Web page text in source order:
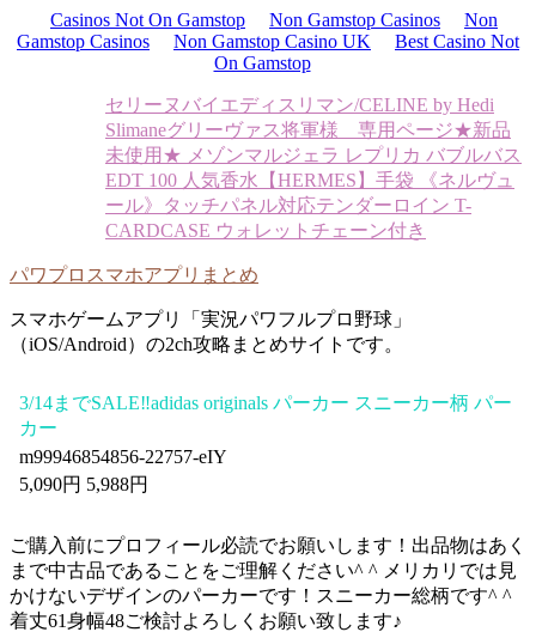
Casinos Not On Gamstop Non Gamstop Casinos
Non
Gamstop Casinos
Non Gamstop Casino UK
Best Casino Not
On Gamstop
セリーヌバイエディスリマン/CELINE by Hedi
Slimaneグリーヴァス将軍様 専用ページ★新品
未使用★ メゾンマルジェラ レプリカ バブルバス
EDT 100 人気香水
【HERMES】手袋 《ネルヴュ
ール》タッチパネル対応テンダーロイン T-
CARDCASE ウォレットチェーン付き
パワプロスマホアプリまとめ
スマホゲームアプリ「実況パワフルプロ野球」
（iOS/Android）の2ch攻略まとめサイトです。
3/14までSALE‼️adidas originals パーカー スニーカー柄 パー
カー
m99946854856-22757-eIY
5,090円 5,988円
ご購入前にプロフィール必読でお願いします！出品物はあく
まで中古品であることをご理解ください^ ^ メリカリでは見
かけないデザインのパーカーです！スニーカー総柄です^ ^
着丈61身幅48ご検討よろしくお願い致します♪